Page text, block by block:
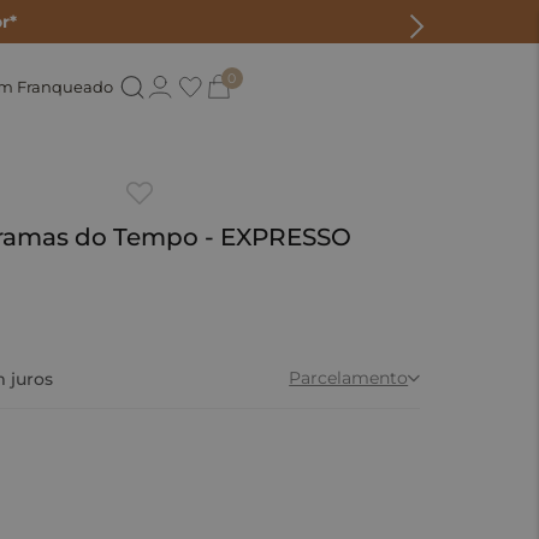
Franqueado 0
do Tempo - EXPRESSO
juros Parcelamento